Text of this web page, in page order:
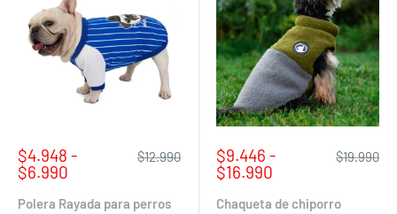
Precio
de
$4.948 -
$6.990
Precio
$12.990
Polera Rayada para perros
Precio
de
$9.446 -
$16.990
Precio
$19.990
Chaqueta de chiporro